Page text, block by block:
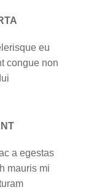
eu
congue non
a egestas
mauris mi